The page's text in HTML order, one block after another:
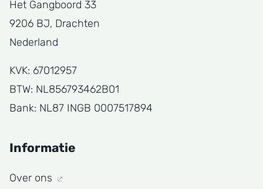
Het Gangboord 33
9206 BJ, Drachten
Nederland
KVK: 67012957
BTW: NL856793462B01
Bank: NL87 INGB 0007517894
Informatie
Over ons